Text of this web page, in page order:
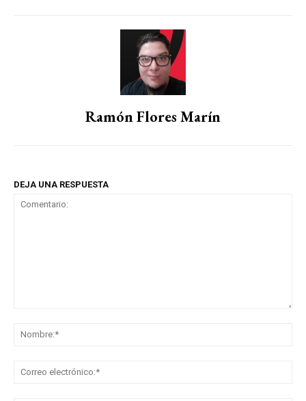
Ramón Flores Marín
DEJA UNA RESPUESTA